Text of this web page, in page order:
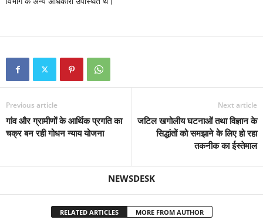
Previous article
गांव और ग्रामीणों के आर्थिक प्रगति का
चक्र बन रही गोधन न्याय योजना
Next article
जटिल खगोलीय घटनाओं तथा विज्ञान के
सिद्धांतों को समझाने के लिए हो रहा
तकनीक का ईस्तेमाल
NEWSDESK
RELATED ARTICLES MORE FROM AUTHOR